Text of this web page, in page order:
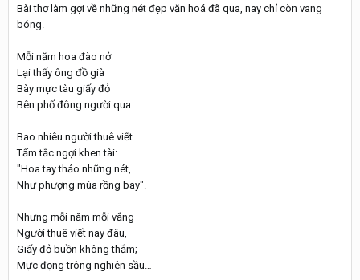
Bài thơ làm gợi về những nét đẹp văn hoá đã qua, nay chỉ còn vang
bóng.
Mỗi năm hoa đào nở
Lại thấy ông đồ già
Bày mực tàu giấy đỏ
Bên phố đông người qua.
Bao nhiêu người thuê viết
Tấm tắc ngợi khen tài:
"Hoa tay thảo những nét,
Như phượng múa rồng bay".
Nhưng mỗi năm mỗi vắng
Người thuê viết nay đâu,
Giấy đỏ buồn không thắm;
Mực đọng trông nghiên sầu…